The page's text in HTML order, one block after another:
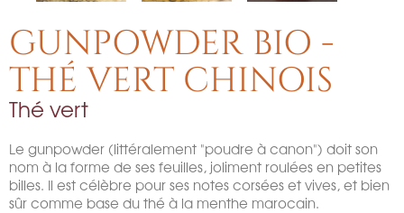
GUNPOWDER BIO -
THÉ VERT CHINOIS
Thé vert
Le gunpowder (littéralement "poudre à canon") doit son
nom à la forme de ses feuilles, joliment roulées en petites
billes. Il est célèbre pour ses notes corsées et vives, et bien
sûr comme base du thé à la menthe marocain.